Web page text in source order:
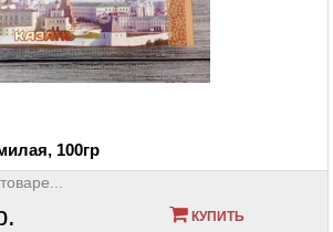
100гр
КУПИТЬ